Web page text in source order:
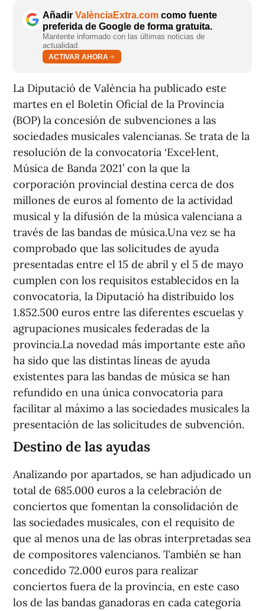
Añadir ValènciaExtra.com como fuente
preferida de Google de forma gratuita.
Mantente informado con las últimas noticias de
actualidad.
ACTIVAR AHORA
La Diputació de València ha publicado este
martes en el Boletín Oficial de la Provincia
(BOP) la concesión de subvenciones a las
sociedades musicales valencianas. Se trata de la
resolución de la convocatoria ‘Excel·lent,
Música de Banda 2021’ con la que la
corporación provincial destina cerca de dos
millones de euros al fomento de la actividad
musical y la difusión de la música valenciana a
través de las bandas de música.Una vez se ha
comprobado que las solicitudes de ayuda
presentadas entre el 15 de abril y el 5 de mayo
cumplen con los requisitos establecidos en la
convocatoria, la Diputació ha distribuido los
1.852.500 euros entre las diferentes escuelas y
agrupaciones musicales federadas de la
provincia.La novedad más importante este año
ha sido que las distintas líneas de ayuda
existentes para las bandas de música se han
refundido en una única convocatoria para
facilitar al máximo a las sociedades musicales la
presentación de las solicitudes de subvención.
Destino de las ayudas
Analizando por apartados, se han adjudicado un
total de 685.000 euros a la celebración de
conciertos que fomentan la consolidación de
las sociedades musicales, con el requisito de
que al menos una de las obras interpretadas sea
de compositores valencianos. También se han
concedido 72.000 euros para realizar
conciertos fuera de la provincia, en este caso
los de las bandas ganadoras en cada categoría